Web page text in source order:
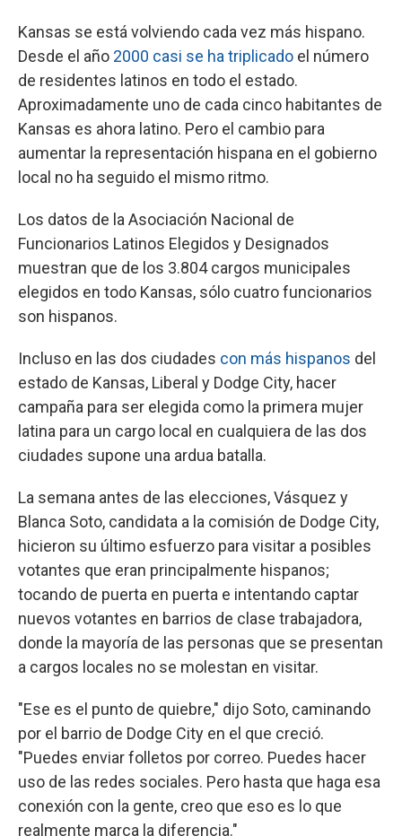
Kansas se está volviendo cada vez más hispano.
Desde el año 2000 casi se ha triplicado el número
de residentes latinos en todo el estado.
Aproximadamente uno de cada cinco habitantes de
Kansas es ahora latino. Pero el cambio para
aumentar la representación hispana en el gobierno
local no ha seguido el mismo ritmo.
Los datos de la Asociación Nacional de
Funcionarios Latinos Elegidos y Designados
muestran que de los 3.804 cargos municipales
elegidos en todo Kansas, sólo cuatro funcionarios
son hispanos.
Incluso en las dos ciudades con más hispanos del
estado de Kansas, Liberal y Dodge City, hacer
campaña para ser elegida como la primera mujer
latina para un cargo local en cualquiera de las dos
ciudades supone una ardua batalla.
La semana antes de las elecciones, Vásquez y
Blanca Soto, candidata a la comisión de Dodge City,
hicieron su último esfuerzo para visitar a posibles
votantes que eran principalmente hispanos;
tocando de puerta en puerta e intentando captar
nuevos votantes en barrios de clase trabajadora,
donde la mayoría de las personas que se presentan
a cargos locales no se molestan en visitar.
"Ese es el punto de quiebre," dijo Soto, caminando
por el barrio de Dodge City en el que creció.
"Puedes enviar folletos por correo. Puedes hacer
uso de las redes sociales. Pero hasta que haga esa
conexión con la gente, creo que eso es lo que
realmente marca la diferencia."